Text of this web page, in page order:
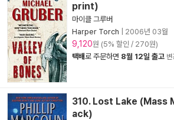
print)
마이클 그루버
Harper Torch
2006년 03월
9,120원 (5% 할인 / 270원)
택배로 주문하면 8월 12일 출고 변
310. Lost Lake (Mass
ack)